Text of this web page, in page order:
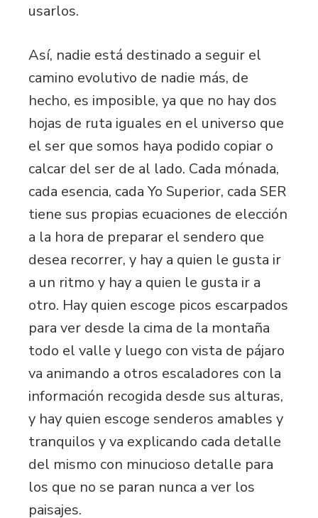
usarlos.
Así, nadie está destinado a seguir el
camino evolutivo de nadie más, de
hecho, es imposible, ya que no hay dos
hojas de ruta iguales en el universo que
el ser que somos haya podido copiar o
calcar del ser de al lado. Cada mónada,
cada esencia, cada Yo Superior, cada SER
tiene sus propias ecuaciones de elección
a la hora de preparar el sendero que
desea recorrer, y hay a quien le gusta ir
a un ritmo y hay a quien le gusta ir a
otro. Hay quien escoge picos escarpados
para ver desde la cima de la montaña
todo el valle y luego con vista de pájaro
va animando a otros escaladores con la
información recogida desde sus alturas,
y hay quien escoge senderos amables y
tranquilos y va explicando cada detalle
del mismo con minucioso detalle para
los que no se paran nunca a ver los
paisajes.